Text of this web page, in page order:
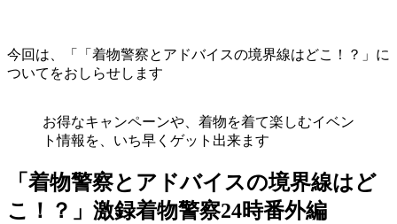
今回は、「「着物警察とアドバイスの境界線はどこ！？」に
ついてをおしらせします
お得なキャンペーンや、着物を着て楽しむイベン
ト情報を、いち早くゲット出来ます
「着物警察とアドバイスの境界線はど
こ！？」激録着物警察24時番外編